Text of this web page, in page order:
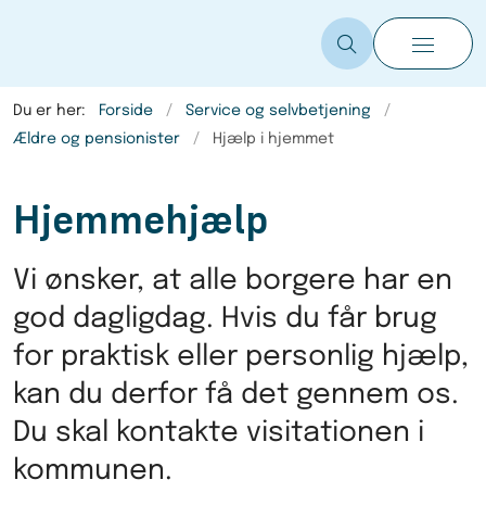
Du er her: Forside
Service og selvbetjening
Ældre og pensionister
Hjælp i hjemmet
Hjemmehjælp
Vi ønsker, at alle borgere har en
god dagligdag. Hvis du får brug
for praktisk eller personlig hjælp,
kan du derfor få det gennem os.
Du skal kontakte visitationen i
kommunen.